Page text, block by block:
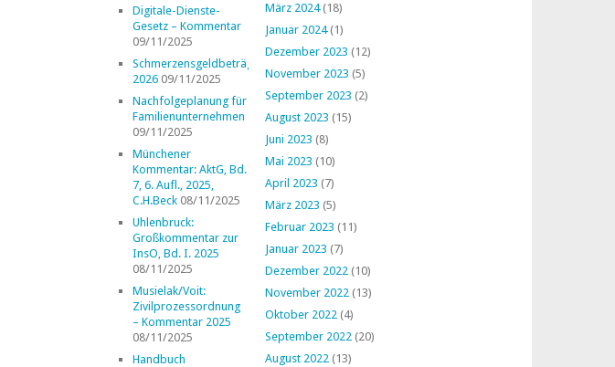
Digitale-Dienste-
Gesetz – Kommentar
09/11/2025
Schmerzensgeldbeträge
2026 09/11/2025
Nachfolgeplanung für
Familienunternehmen
09/11/2025
Münchener
Kommentar: AktG, Bd.
7, 6. Aufl., 2025,
C.H.Beck 08/11/2025
Uhlenbruck:
Großkommentar zur
InsO, Bd. I. 2025
08/11/2025
Musielak/Voit:
Zivilprozessordnung
– Kommentar 2025
08/11/2025
Handbuch
März 2024(18)
Januar 2024(1)
Dezember 2023 (12)
November 2023 (5)
September 2023 (2)
August 2023 (15)
Juni 2023 (8)
Mai 2023 (10)
April 2023 (7)
März 2023 (5)
Februar 2023 (11)
Januar 2023 (7)
Dezember 2022 (10)
November 2022 (13)
Oktober 2022 (4)
September 2022 (20)
August 2022 (13)